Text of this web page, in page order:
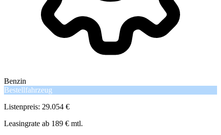
Benzin
Bestellfahrzeug
Listenpreis: 29.054 €
Leasingrate ab 189 € mtl.